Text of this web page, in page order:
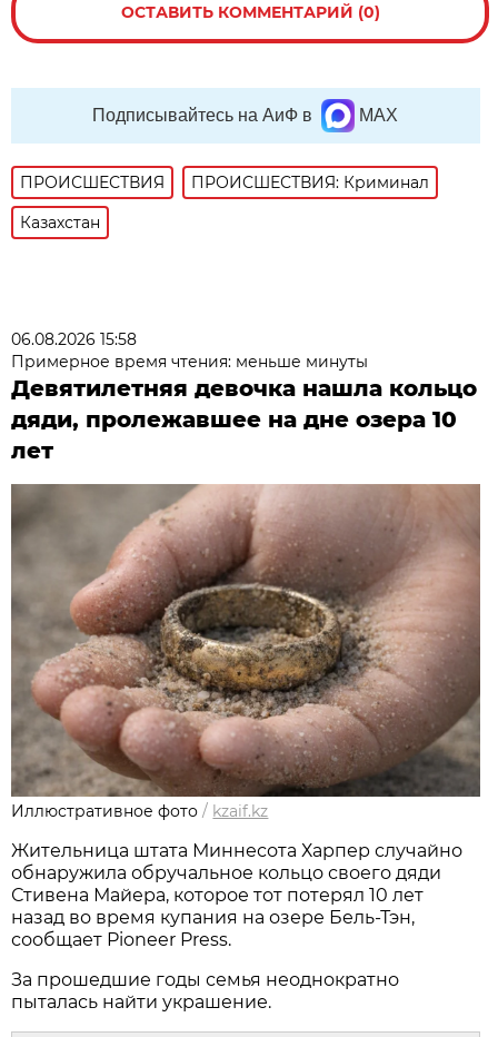
ОСТАВИТЬ КОММЕНТАРИЙ (0)
Подписывайтесь на АиФ в MAX
ПРОИСШЕСТВИЯ
ПРОИСШЕСТВИЯ: Криминал
Казахстан
06.08.2026 15:58
Примерное время чтения: меньше минуты
Девятилетняя девочка нашла кольцо
дяди, пролежавшее на дне озера 10
лет
Иллюстративное фото / kzaif.kz
Жительница штата Миннесота Харпер случайно
обнаружила обручальное кольцо своего дяди
Стивена Майера, которое тот потерял 10 лет
назад во время купания на озере Бель-Тэн,
сообщает Pioneer Press.
За прошедшие годы семья неоднократно
пыталась найти украшение.